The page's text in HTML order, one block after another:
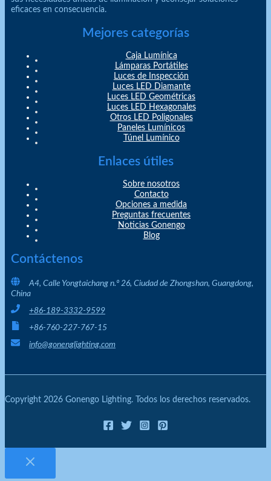
eficaces en consecuencia.
Mejores categorías
Caja Lumínica
Lámparas Portátiles
Luces de Inspección
Luces LED Diamante
Luces LED Geométricas
Luces LED Hexagonales
Otros LED Poligonales
Paneles Lumínicos
Túnel Lumínico
Enlaces útiles
Sobre nosotros
Contacto
Opciones a medida
Preguntas frecuentes
Noticias Gonengo
Blog
Contáctenos
A4, Calle Yongtaichang n.º 26, Ciudad de Zhongshan, Guangdong,
China
+86-189-3332-9599
+86-760-227-767-15
info@gonenglighting.com
Copyright 2026 Gonengo Lighting. Todos los derechos reservados.